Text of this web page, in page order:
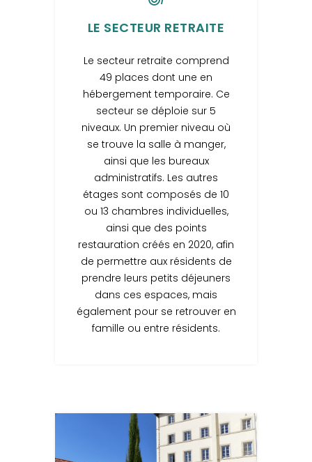
LE SECTEUR RETRAITE
Le secteur retraite comprend
49 places dont une en
hébergement temporaire. Ce
secteur se déploie sur 5
niveaux. Un premier niveau où
se trouve la salle à manger,
ainsi que les bureaux
administratifs. Les autres
étages sont composés de 10
ou 13 chambres individuelles,
ainsi que des points
restauration créés en 2020, afin
de permettre aux résidents de
prendre leurs petits déjeuners
dans ces espaces, mais
également pour se retrouver en
famille ou entre résidents.